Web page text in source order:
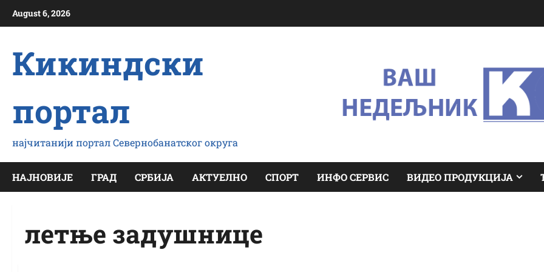
August 6, 2026
Кикиндски
портал
најчитанији портал Севернобанатског округа
НАЈНОВИЈЕ ГРАД СРБИЈА АКТУЕЛНО СПОРТ ИНФО СЕРВИС ВИДЕО ПРОДУКЦИЈА
летње задушнице